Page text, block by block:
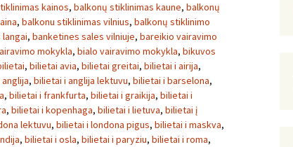
kainos, balkonų stiklinimas kaune, balkonų
, balkonu stiklinimas vilnius, balkonų stiklinimo
, banketines sales vilniuje, bareikio vairavimo
mokykla, bialo vairavimo mokykla, bikuvos
, bilietai avia, bilietai greitai, bilietai i airija,
, bilietai i anglija lektuvu, bilietai i barselona,
, bilietai i frankfurta, bilietai i graikija, bilietai i
, bilietai i kopenhaga, bilietai i lietuva, bilietai į
lektuvu, bilietai i londona pigus, bilietai i maskva,
, bilietai i osla, bilietai i paryziu, bilietai i roma,